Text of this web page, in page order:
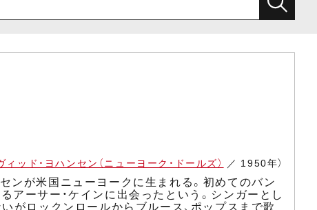
ィッド・ヨハンセン（ニューヨーク・ドールズ） ／ 1950年）
ンが米国ニューヨークに生まれる。初めてのバン
ーサー・ケインに出会ったという。シンガーとし
がロックンロールからブルース、ポップスまで歌